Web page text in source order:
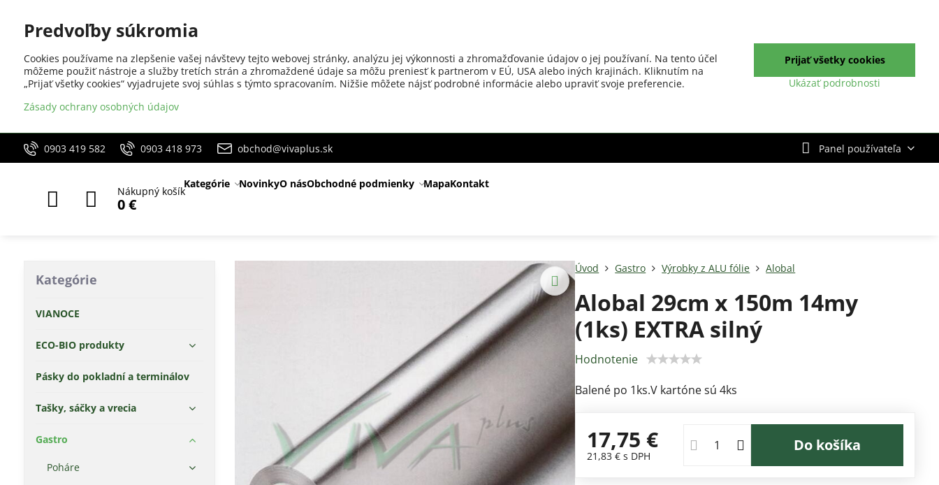
0903 419 582 0903 418 973 obchod@vivaplus.sk Panel používateľa
Nákupný košík
0 €
Kategórie NovinkyO násObchodné podmienky MapaKontakt
Úvod Gastro Výrobky z ALU fólie Alobal
Alobal 29cm x 150m 14my
(1ks) EXTRA silný
Hodnotenie
Balené po 1ks.V kartóne sú 4ks
17,75 €
21,83 €s DPH
Do košíka
Kategórie
VIANOCE
ECO-BIO produkty
Pásky do pokladní a terminálov
Tašky, sáčky a vrecia
Gastro
Poháre
Predvoľby súkromia
Cookies používame na zlepšenie vašej návštevy tejto webovej stránky, analýzu jej výkonnosti a zhromažďovanie údajov o jej používaní. Na tento účel
môžeme použiť nástroje a služby tretích strán a zhromaždené údaje sa môžu preniesť k partnerom v EÚ, USA alebo iných krajinách. Kliknutím na
„Prijať všetky cookies“ vyjadrujete svoj súhlas s týmto spracovaním. Nižšie môžete nájsť podrobné informácie alebo upraviť svoje preferencie.
Zásady ochrany osobných údajov
Ukázať podrobnosti
Prijať všetky cookies